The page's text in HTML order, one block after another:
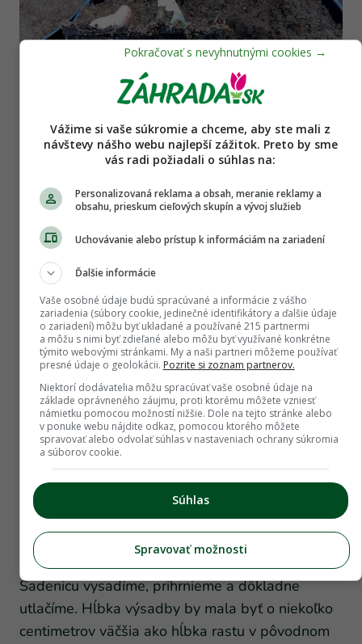
Sadenicu opatrne vyberieme z kontajnera a
skontrolujeme koreňový systém. Ten by mal byť
zdravý, bohatý a mal by prerastať celý objem
kontajnera.
14. VÝSADBA
Sadenicu vysadíme, prihrnieme a dôkladne
utlačíme. Hĺbka výsadby by mala byť o niekoľko
centimetrov väčšia ako hĺbka rastu v pôvodnom
Vážime si vaše súkromie a chceme, aby ste mali z
návštevy nášho webu najlepší zážitok. Preto by sme
vás radi požiadali o súhlas na:
Personalizovaná reklama a obsah, meranie reklamy a
obsahu, prieskum cieľových skupín a vývoj služieb
Uchovávanie alebo prístup k informáciám na zariadení
Ďalšie informácie
Vaše osobné údaje budú spracúvané a informácie z vášho
zariadenia (súbory cookie, jedinečné identifikátory a ďalšie údaje
o zariadení) môžu byť ukladané a používané 215 partnermi
a môžu s nimi byť zdieľané alebo môžu byť využívané konkrétne
týmito webovými stránkami. My a naši partneri môžeme používať
presné údaje o geolokácii. Pozrite si zoznam partnerov.
Niektorí dodávatelia môžu spracúvať vaše osobné údaje na
základe oprávneného záujmu, proti ktorému môžete vzniesť
námietku pomocou možností nižšie. Dole na tejto stránke alebo
v ponuke webu nájdite odkaz, pomocou ktorého môžete
spravovať alebo odvolať súhlas v nastaveniach ochrany súkromia
a súborov cookie.
Súhlas
Spravovať možnosti